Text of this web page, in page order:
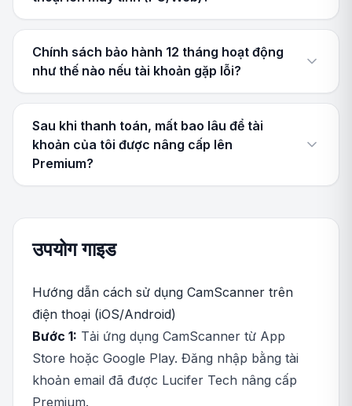
Chính sách bảo hành 12 tháng hoạt động
như thế nào nếu tài khoản gặp lỗi?
Sau khi thanh toán, mất bao lâu để tài
khoản của tôi được nâng cấp lên
Premium?
उपयोग गाइड
Hướng dẫn cách sử dụng CamScanner trên
điện thoại (iOS/Android)
Bước 1: Tải ứng dụng CamScanner từ App
Store hoặc Google Play. Đăng nhập bằng tài
khoản email đã được Lucifer Tech nâng cấp
Premium.